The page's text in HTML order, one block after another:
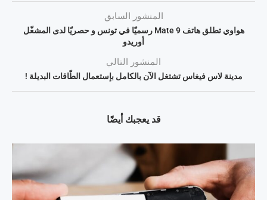
المنشور السابق
هواوي تطلق هاتف Mate 9 رسميّا في تونس و حصريّا لدى المشغّل
أوريدو
المنشور التالي
مدينة لاس فيغاس تشتغل الآن بالكامل بإستعمال الطّاقات البديلة !
قد يعجبك أيضًا